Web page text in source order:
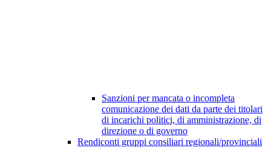
Sanzioni per mancata o incompleta
comunicazione dei dati da parte dei titolari
di incarichi politici, di amministrazione, di
direzione o di governo
Rendiconti gruppi consiliari regionali/provinciali